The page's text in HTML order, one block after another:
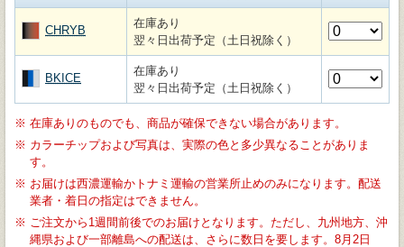
CHRYB
在庫あり
翌々日出荷予定（土日祝除く）
BKICE
在庫あり
翌々日出荷予定（土日祝除く）
※ 在庫ありのものでも、商品が確保できない場合があります。
※ カラーチップおよび写真は、実際の色と多少異なることがありま
す。
※ お届けは西濃運輸かトナミ運輸の営業所止めのみになります。配送
業者・着日の指定はできません。
※ ご注文から1週間前後でのお届けとなります。ただし、九州地方、沖
縄県および一部離島への配送は、さらに数日を要します。8月2日